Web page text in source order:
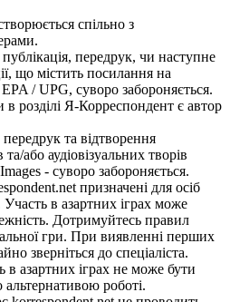
спільно з
передрук, чи наступне
що містить посилання на
/ UPG, суворо забороняється.
в розділі Я-Корреспондент є автор
та відтворення
або аудіовізуальних творів
- суворо забороняється.
призначені для осіб
в азартних іграх може
Дотримуйтесь правил
гри. При виявленні перших
зверніться до спеціаліста.
в азартних іграх не може бути
роботі.